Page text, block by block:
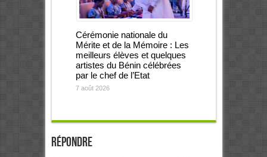
Cérémonie nationale du
Mérite et de la Mémoire : Les
meilleurs élèves et quelques
artistes du Bénin célébrées
par le chef de l’Etat
7 août 2026
Répondre